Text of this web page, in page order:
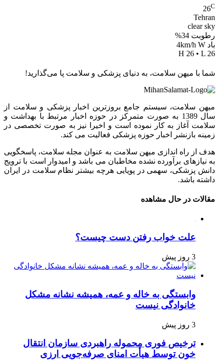
26C
Tehran
clear sky
رطوبت 34%
باد 4km/h W
H 26 • L 26
شما با میهن سلامت، به دنیای پزشکی و سلامت پا می‌گذارید!
میهن سلامت، سیستم جامع بروزترین اخبار پزشکی و سلامت از
سال 1389 به صورت متمرکز در حوزه اخبار مرتبط با بهداشت و
سلامت آغاز به کار نموده است و اخیرا نیز به صورت تخصصی در
زمینه بازنشر اخبار حوزه پزشکی فعالیت می کند.
هدف از راه اندازی میهن سلامت به عنوان مجله سلامت، پاسخگویی
به نیازهای برآورده نشده مخاطبان می باشد و امیدوار است با ترویج
دانش پزشکی، سهمی در پویایی هرچه بیشتر نظام سلامت در ایران
داشته باشد.
مقالات در حال مشاهده
علت خواب رفتن دست چیست؟
3 روز پیش
وابستگی به خاله و عمه، همیشه نشانه مشکل
خانوادگی نیست
3 روز پیش
ترخیص فوری محموله راهبردی سازمان انتقال
خون توسط هیأت امنای صرفه‌جویی ارزی